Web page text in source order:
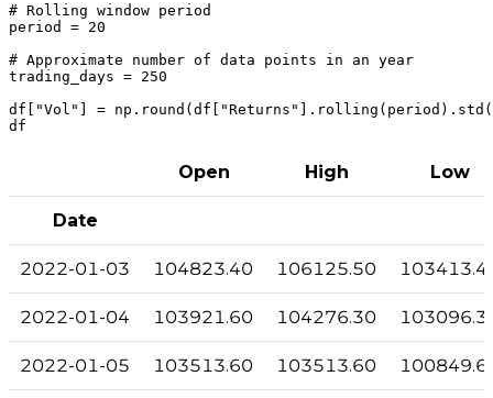
# Rolling window period
period = 20
# Approximate number of data points in an year
trading_days = 250
df["Vol"] =
Open High Low
Date
2022-01-03 104823.40 106125.50
2022-01-04 103921.60 104276.30
2022-01-05 103513.60 103513.60